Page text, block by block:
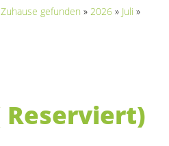
Zuhause gefunden » 2026 » Juli »
Reserviert)